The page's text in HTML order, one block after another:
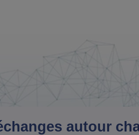
autour